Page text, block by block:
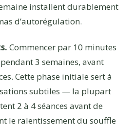
installent durablement
d’autorégulation.
Commencer par 10 minutes
3 semaines, avant
Cette phase initiale sert à
subtiles — la plupart
2 à 4 séances avant de
le ralentissement du souffle